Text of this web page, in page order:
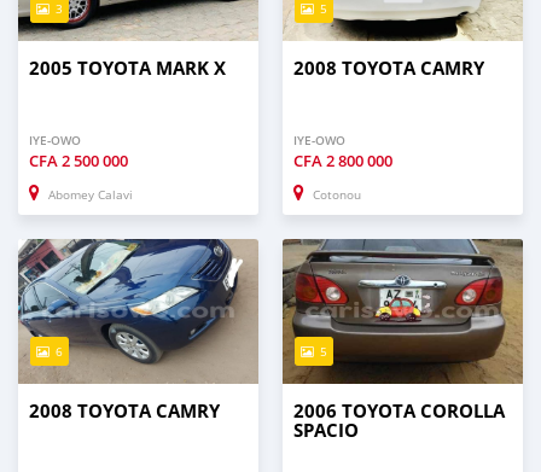
3
2005 TOYOTA MARK X
IYE-OWO
CFA2 500 000
Abomey Calavi
5
2008 TOYOTA CAMRY
IYE-OWO
CFA2 800 000
Cotonou
6
2008 TOYOTA CAMRY
5
2006 TOYOTA COROLLA
SPACIO